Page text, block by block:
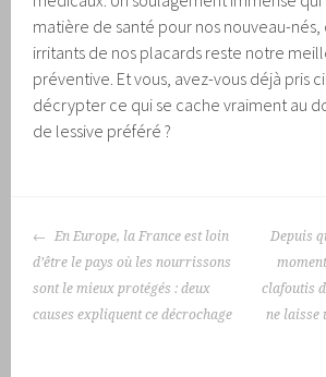
matière de santé pour nos nouveau-nés,
irritants de nos placards reste notre
préventive. Et vous, avez-vous déjà pris
décrypter ce qui se cache vraiment au
de lessive préféré ?
NAVIGATION
DES
ARTICLES
En Europe, la France est loin
d’être le pays où les nourrissons
sont le mieux protégés : deux
causes expliquent ce décrochage
Depuis
clafoutis
ne laisse